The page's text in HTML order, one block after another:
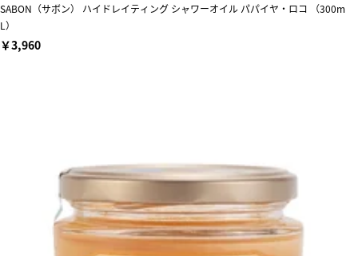
SABON（サボン） ハイドレイティング シャワーオイル パパイヤ・ロコ （300m
L）
￥3,960